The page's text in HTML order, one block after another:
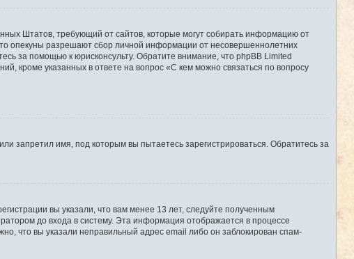
Штатов, требующий от сайтов, которые могут собирать информацию от
опекуны разрешают сбор личной информации от несовершеннолетних
за помощью к юрисконсульту. Обратите внимание, что phpBB Limited
кроме указанных в ответе на вопрос «С кем можно связаться по вопросу
запретил имя, под которым вы пытаетесь зарегистрироваться. Обратитесь за
вы указали, что вам менее 13 лет, следуйте полученным
до входа в систему. Эта информация отображается в процессе
что вы указали неправильный адрес email либо он заблокирован спам-